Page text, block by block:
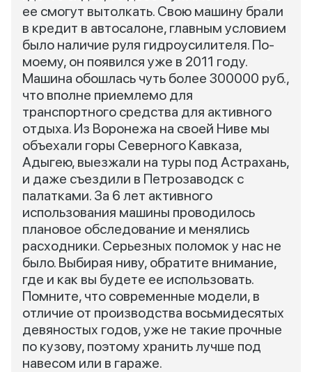
ее смогут вытолкать. Свою машину брали
в кредит в автосалоне, главным условием
было наличие руля гидроусилителя. По-
моему, он появился уже в 2011 году.
Машина обошлась чуть более 300000 руб.,
что вполне приемлемо для
транспортного средства для активного
отдыха. Из Воронежа на своей Ниве мы
объехали горы Северного Кавказа,
Адыгею, выезжали на туры под Астрахань,
и даже съездили в Петрозаводск с
палатками. За 6 лет активного
использования машины проводилось
плановое обследование и менялись
расходники. Серьезных поломок у нас не
было. Выбирая ниву, обратите внимание,
где и как вы будете ее использовать.
Помните, что современные модели, в
отличие от производства восьмидесятых
девяностых годов, уже не такие прочные
по кузову, поэтому хранить лучше под
навесом или в гараже.